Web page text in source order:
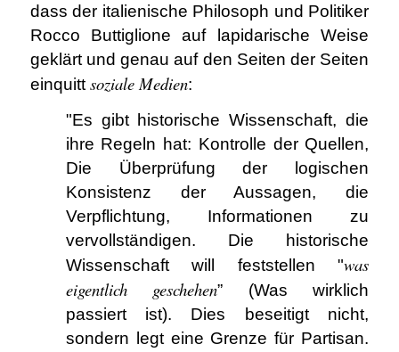
dass der italienische Philosoph und Politiker
Rocco Buttiglione auf lapidarische Weise
geklärt und genau auf den Seiten der Seiten
einquitt soziale Medien:
"Es gibt historische Wissenschaft, die
ihre Regeln hat: Kontrolle der Quellen,
Die Überprüfung der logischen
Konsistenz der Aussagen, die
Verpflichtung, Informationen zu
vervollständigen. Die historische
Wissenschaft will feststellen "was
eigentlich geschehen” (Was wirklich
passiert ist). Dies beseitigt nicht,
sondern legt eine Grenze für Partisan.